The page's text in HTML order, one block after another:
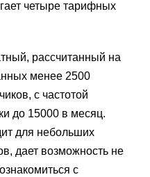
четыре тарифных
рассчитанный на
менее 2500
с частотой
до 15000 в месяц.
для небольших
дает возможность не
с